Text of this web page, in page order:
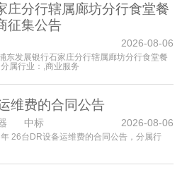
庄分行辖属廊坊分行食堂餐
征集公告
2026-08-06
东发展银行石家庄分行辖属廊坊分行食堂餐
属行业：,商业服务
维费的合同公告
器 中标 2026-08-06
26台DR设备运维费的合同公告，分属行